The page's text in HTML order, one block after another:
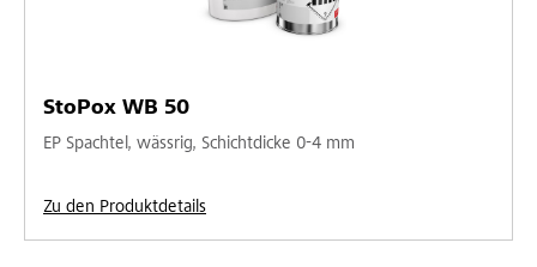
StoPox WB 50
EP Spachtel, wässrig, Schichtdicke 0-4 mm
Zu den Produktdetails